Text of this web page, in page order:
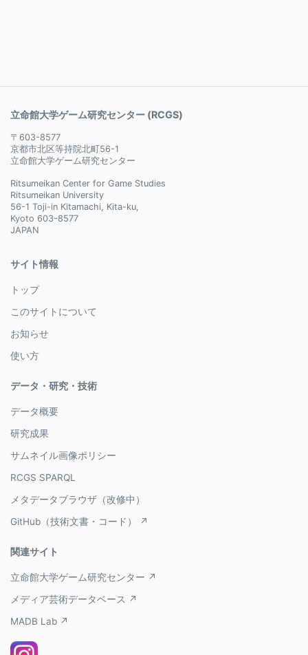
立命館大学ゲーム研究センター (RCGS)
〒603-8577
京都市北区等持院北町56-1
立命館大学ゲーム研究センター
Ritsumeikan Center for Game Studies
Ritsumeikan University
56-1 Toji-in Kitamachi, Kita-ku,
Kyoto 603-8577
JAPAN
サイト情報
トップ
このサイトについて
お知らせ
使い方
データ・研究・技術
データ概要
研究成果
サムネイル画像ポリシー
RCGS SPARQL
メタデータブラウザ（改修中）
GitHub（技術文書・コード） ↗
関連サイト
立命館大学ゲーム研究センター ↗
メディア芸術データベース ↗
MADB Lab ↗